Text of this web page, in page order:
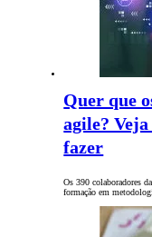
Quer que
agile? Veja
fazer
Os 390 colaboradores
formação em